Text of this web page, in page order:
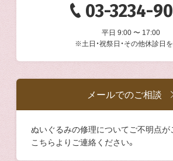
03-3234-
平日 9:00 〜 17:00
※土日・祝祭日・その他休診日
メールでのご相談
ぬいぐるみの修理についてご不明点が
こちらよりご連絡ください。